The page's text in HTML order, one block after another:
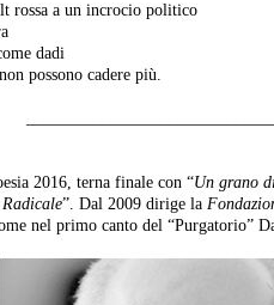
rossa a un incrocio politico
dadi
possono cadere più.
2016, terna finale con “Un grano
”. Dal 2009 dirige la
nel primo canto del “Purgatorio”